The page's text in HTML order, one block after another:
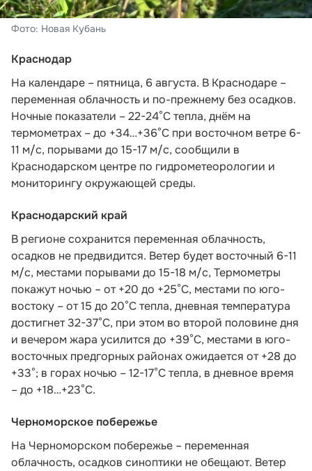
Фото: Новая Кубань
Краснодар
На календаре – пятница, 6 августа. В Краснодаре –
переменная облачность и по-прежнему без осадков.
Ночные показатели – 22-24°С тепла, днём на
термометрах – до +34…+36°С при восточном ветре 6-
11 м/с, порывами до 15-17 м/с, сообщили в
Краснодарском центре по гидрометеорологии и
мониторингу окружающей среды.
Краснодарский край
В регионе сохранится переменная облачность,
осадков не предвидится. Ветер будет восточный 6-11
м/с, местами порывами до 15-18 м/с, Термометры
покажут ночью – от +20 до +25°С, местами по юго-
востоку – от 15 до 20°С тепла, дневная температура
достигнет 32-37°С, при этом во второй половине дня
и вечером жара усилится до +39°С, местами в юго-
восточных предгорных районах ожидается от +28 до
+33°; в горах ночью – 12-17°С тепла, в дневное время
– до +18…+23°С.
Черноморское побережье
На Черноморском побережье – переменная
облачность, осадков синоптики не обещают. Ветер